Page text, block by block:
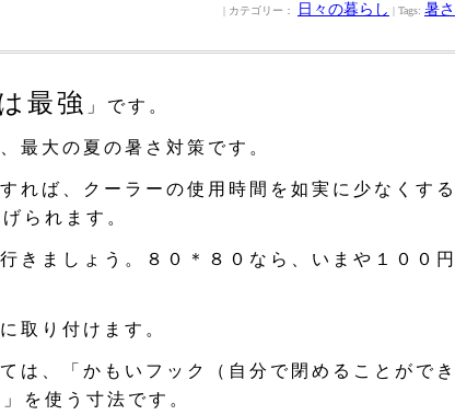
| カテゴリー： 日々の暮らし | Tags: 暑さ
最強 」です。
最大の夏の暑さ対策です。
れば、クーラーの使用時間を如実に少なくする
られます。
きましょう。８０＊８０なら、いまや１００円
取り付けます。
は、「かもいフック（自分で閉めることができ
を使う寸法です。